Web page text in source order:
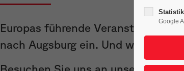
Europas führende Veranstaltung
nach Augsburg ein. Und wir sind
Statistik
Google